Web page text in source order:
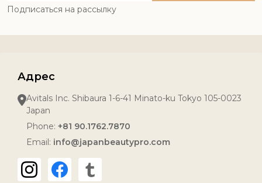
Подписаться на рассылку
Адрес
Avitals Inc. Shibaura 1-6-41 Minato-ku Tokyo 105-0023
Japan
Phone: +81 90.1762.7870
Email: info@japanbeautypro.com